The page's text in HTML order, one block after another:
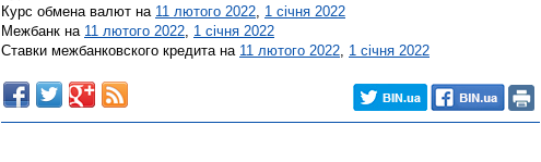
Курс обмена валют на 11 лютого 2022, 1 січня 2022
Межбанк на 11 лютого 2022, 1 січня 2022
Ставки межбанковского кредита на 11 лютого 2022, 1 січня 2022